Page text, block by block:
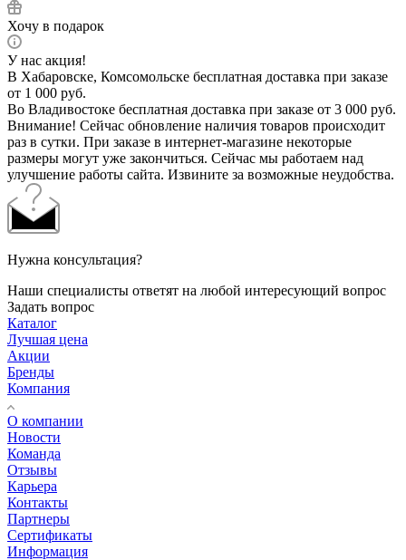
Хочу в подарок
У нас акция!
В Хабаровске, Комсомольске бесплатная доставка при заказе
от 1 000 руб.
Во Владивостоке бесплатная доставка при заказе от 3 000 руб.
Внимание! Сейчас обновление наличия товаров происходит
раз в сутки. При заказе в интернет-магазине некоторые
размеры могут уже закончиться. Сейчас мы работаем над
улучшение работы сайта. Извините за возможные неудобства.
Нужна консультация?
Наши специалисты ответят на любой интересующий вопрос
Задать вопрос
Каталог
Лучшая цена
Акции
Бренды
Компания
О компании
Новости
Команда
Отзывы
Карьера
Контакты
Партнеры
Сертификаты
Информация